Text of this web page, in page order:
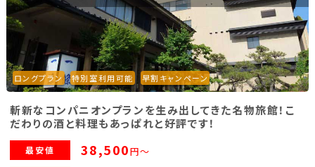
ロングプラン 特別室利用可能 早割キャンペーン
斬新なコンパニオンプランを生み出してきた名物旅館！こ
だわりの酒と料理もあっぱれと好評です！
最安値 38,500円～